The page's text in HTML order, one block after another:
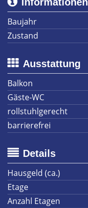
Baujahr
Zustand
Ausstattung
Balkon
Gäste-WC
rollstuhlgerecht
barrierefrei
Details
Hausgeld (ca.)
Etage
Anzahl Etagen